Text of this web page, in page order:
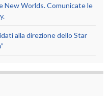
New Worlds. Comunicate le
alla direzione dello Star